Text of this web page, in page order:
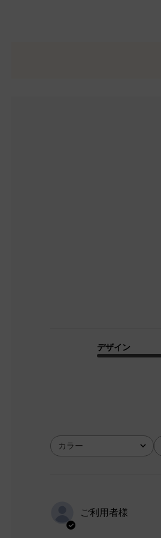
デザイン
カラー
全て
ご利用者様